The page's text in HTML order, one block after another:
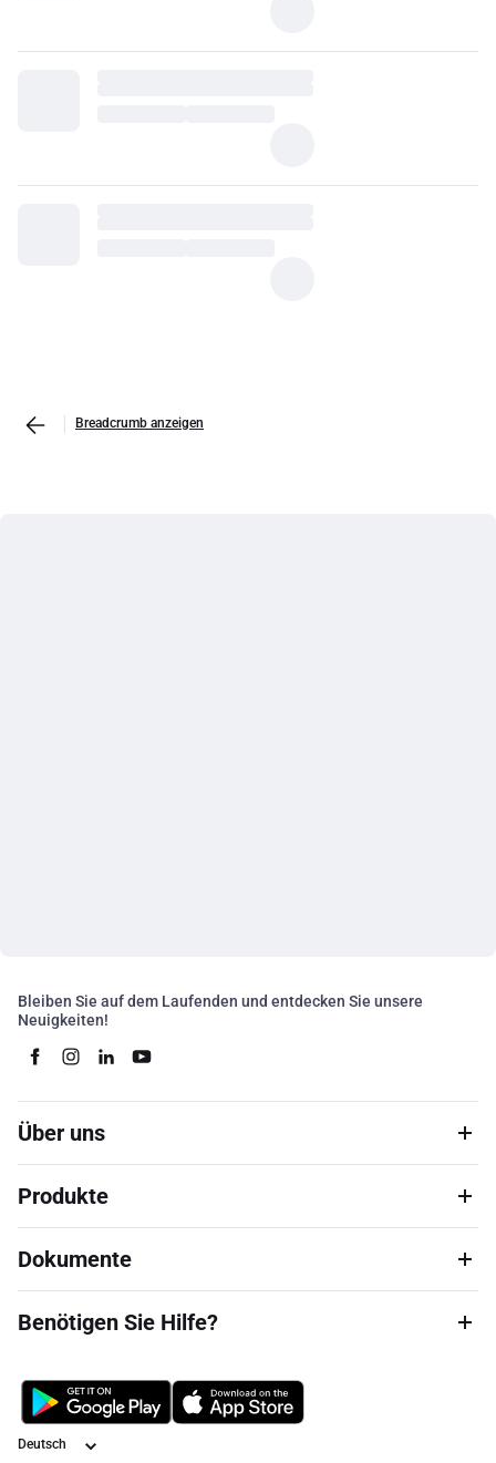
Breadcrumb anzeigen
Bleiben Sie auf dem Laufenden und entdecken Sie unsere
Neuigkeiten!
Über uns
Produkte
Dokumente
Benötigen Sie Hilfe?
Sprache